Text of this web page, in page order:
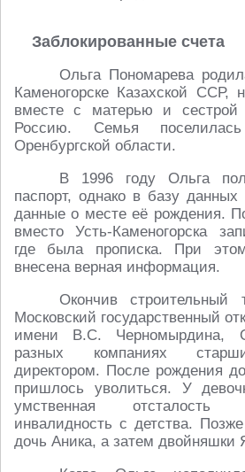
Заблокированные счета
Ольга Пономарева
Каменогорске Казахской ССР,
вместе с матерью и сестрой
Россию. Семья
Оренбургской области.
В 1996 году Ольга
паспорт, однако в базу
данные о месте её рождения.
вместо Усть-Каменогорска
где была прописка. При
внесена верная информация.
Окончив строительный
Московский государственный
имени В.С. Черномырдина,
разных компаниях
директором. После рождения
пришлось уволиться. У
умственная
инвалидность с детства.
дочь Аника, а затем двойняшки